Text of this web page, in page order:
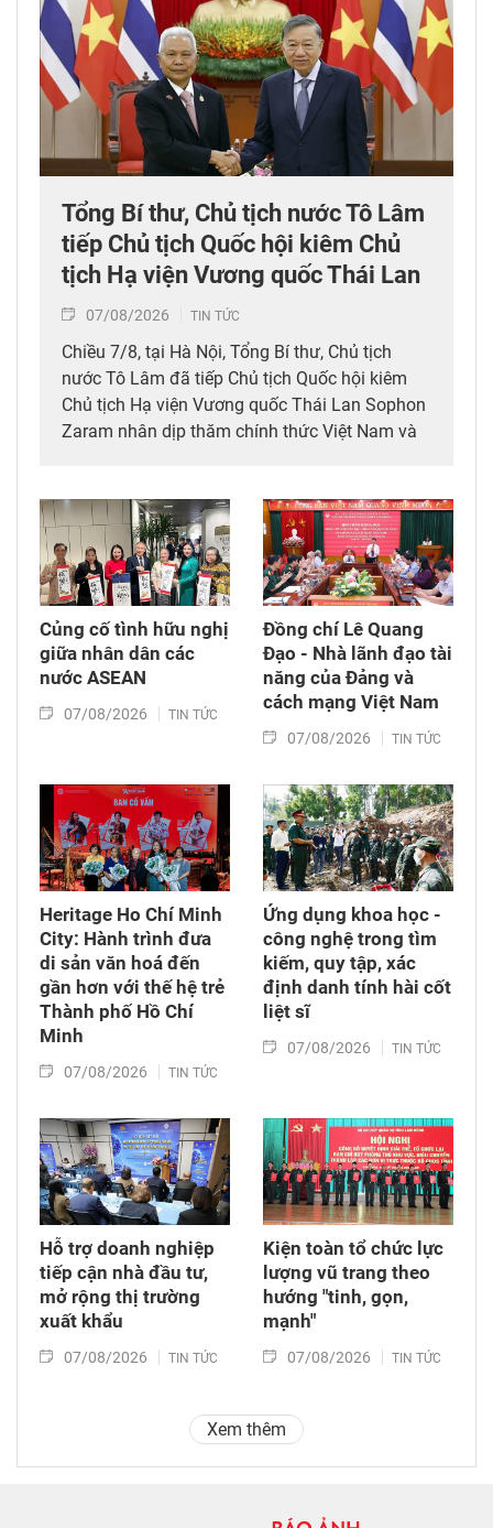
Tổng Bí thư, Chủ tịch nước Tô Lâm
tiếp Chủ tịch Quốc hội kiêm Chủ
tịch Hạ viện Vương quốc Thái Lan
07/08/2026 TIN TỨC
Chiều 7/8, tại Hà Nội, Tổng Bí thư, Chủ tịch
nước Tô Lâm đã tiếp Chủ tịch Quốc hội kiêm
Chủ tịch Hạ viện Vương quốc Thái Lan Sophon
Zaram nhân dịp thăm chính thức Việt Nam và
(6/8/1976 – 6/8/2026).
Củng cố tình hữu nghị
giữa nhân dân các
nước ASEAN
07/08/2026 TIN TỨC
Đồng chí Lê Quang
Đạo - Nhà lãnh đạo tài
năng của Đảng và
cách mạng Việt Nam​
07/08/2026 TIN TỨC
Heritage Ho Chí Minh
City: Hành trình đưa
di sản văn hoá đến
gần hơn với thế hệ trẻ
Thành phố Hồ Chí
Minh
07/08/2026 TIN TỨC
Ứng dụng khoa học -
công nghệ trong tìm
kiếm, quy tập, xác
định danh tính hài cốt
liệt sĩ
07/08/2026 TIN TỨC
Hỗ trợ doanh nghiệp
tiếp cận nhà đầu tư,
mở rộng thị trường
xuất khẩu
07/08/2026 TIN TỨC
Kiện toàn tổ chức lực
lượng vũ trang theo
hướng "tinh, gọn,
mạnh"
07/08/2026 TIN TỨC
Xem thêm